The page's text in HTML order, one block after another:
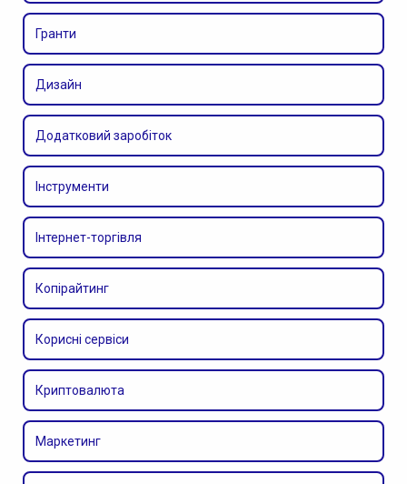
Гранти
Дизайн
Додатковий заробіток
Інструменти
Інтернет-торгівля
Копірайтинг
Корисні сервіси
Криптовалюта
Маркетинг